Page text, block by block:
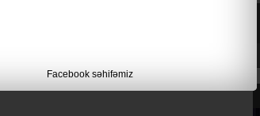
Facebook səhifəmiz